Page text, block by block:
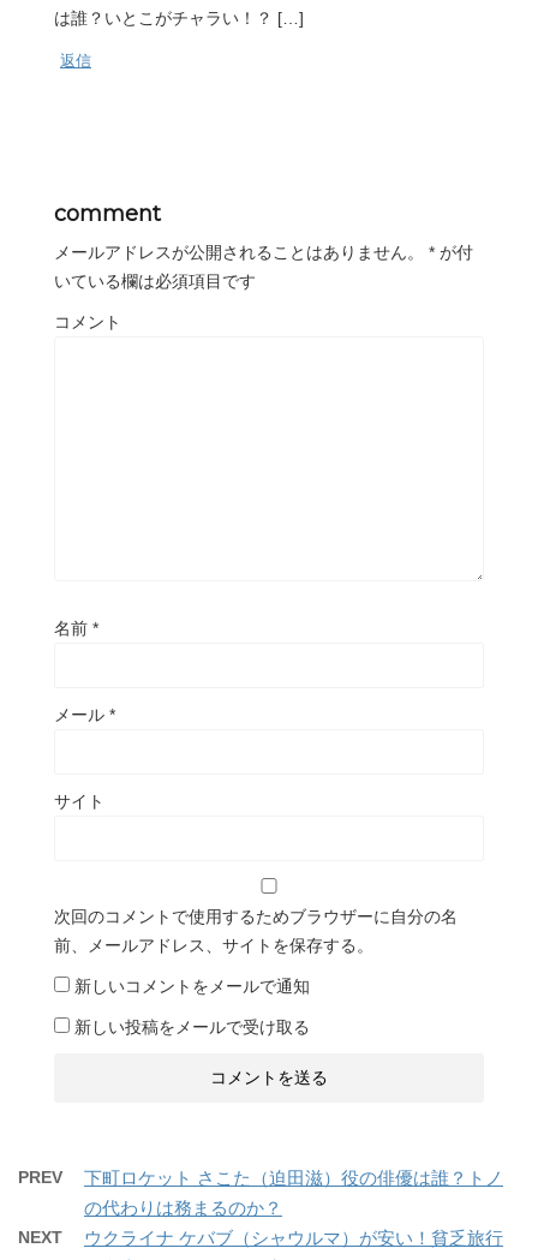
は誰？いとこがチャラい！？ […]
返信
comment
メールアドレスが公開されることはありません。 * が付
いている欄は必須項目です
コメント
名前 *
メール *
サイト
次回のコメントで使用するためブラウザーに自分の名
前、メールアドレス、サイトを保存する。
新しいコメントをメールで通知
新しい投稿をメールで受け取る
PREV
下町ロケット さこた（迫田滋）役の俳優は誰？トノ
の代わりは務まるのか？
NEXT
ウクライナ ケバブ（シャウルマ）が安い！貧乏旅行